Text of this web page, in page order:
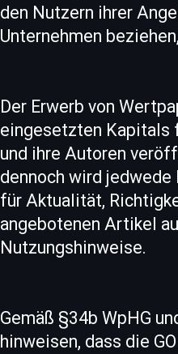
den Nutzern ihrer
Unternehmen
Der Erwerb von
eingesetzten Kapitals
und ihre Autoren
dennoch wird
für Aktualität,
angebotenen Artikel
Nutzungshinweise.
Gemäß §34b WpHG
hinweisen, dass die